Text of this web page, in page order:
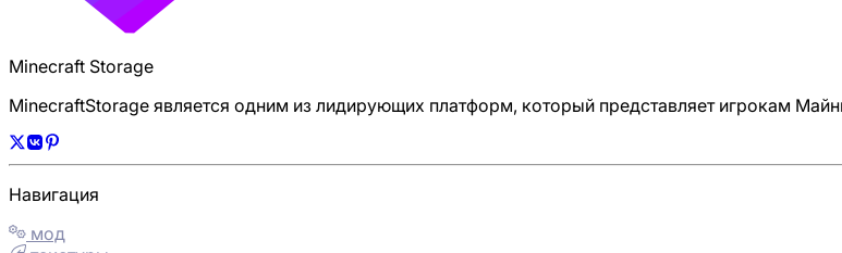
Minecraft Storage
MinecraftStorage является одним из лидирующих платформ, который представляет игрокам
Навигация
мод